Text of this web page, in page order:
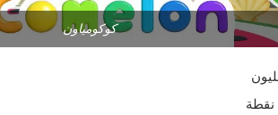
كوكومياون